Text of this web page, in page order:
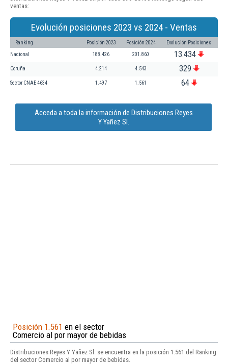
ventas:
Evolución posiciones 2023 vs 2024 - Ventas
Ranking Posición 2023 Posición 2024 Evolución Posiciones
Nacional 188.426 201.860 13.434
Coruña 4.214 4.543 329
Sector CNAE 4634 1.497 1.561 64
Acceda a toda la información de Distribuciones Reyes
Y Yañez Sl.
Posición 1.561 en el sector
Comercio al por mayor de bebidas
Distribuciones Reyes Y Yañez Sl. se encuentra en la posición 1.561 del Ranking
del sector Comercio al por mayor de bebidas.